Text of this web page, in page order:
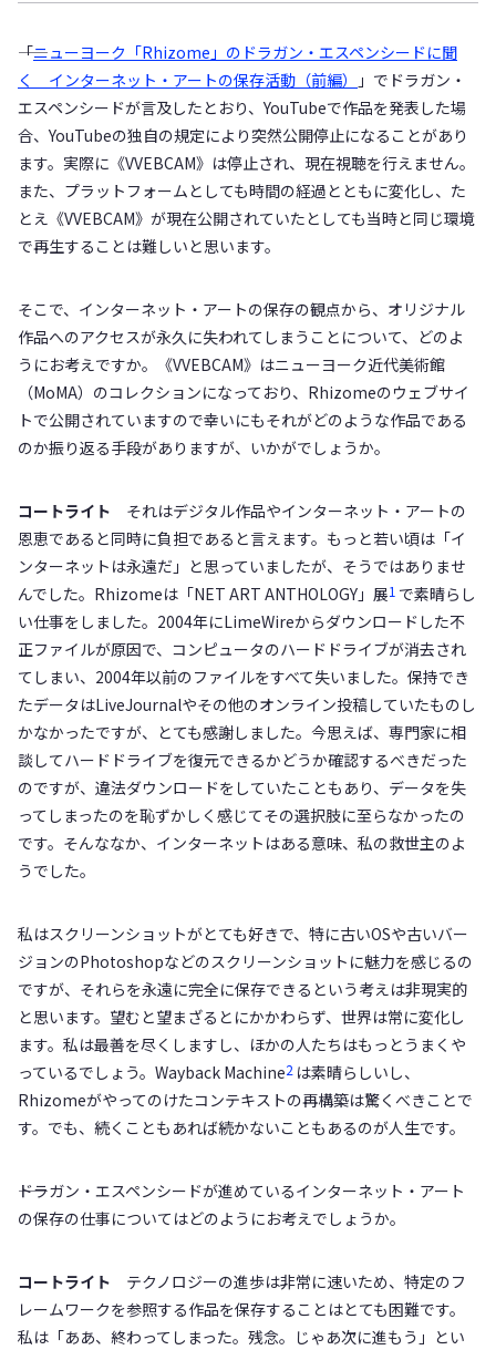
――「ニューヨーク「Rhizome」のドラガン・エスペンシードに聞
く インターネット・アートの保存活動（前編）
」でドラガン・
エスペンシードが言及したとおり、YouTubeで作品を発表した場
合、YouTubeの独自の規定により突然公開停止になることがあり
ます。実際に《VVEBCAM》は停止され、現在視聴を行えません。
また、プラットフォームとしても時間の経過とともに変化し、た
とえ《VVEBCAM》が現在公開されていたとしても当時と同じ環境
で再生することは難しいと思います。
そこで、インターネット・アートの保存の観点から、オリジナル
作品へのアクセスが永久に失われてしまうことについて、どのよ
うにお考えですか。《VVEBCAM》はニューヨーク近代美術館
（MoMA）のコレクションになっており、Rhizomeのウェブサイ
トで公開されていますので幸いにもそれがどのような作品である
のか振り返る手段がありますが、いかがでしょうか。
コートライト それはデジタル作品やインターネット・アートの
恩恵であると同時に負担であると言えます。もっと若い頃は「イ
ンターネットは永遠だ」と思っていましたが、そうではありませ
んでした。Rhizomeは「NET ART ANTHOLOGY」展1 で素晴らし
い仕事をしました。2004年にLimeWireからダウンロードした不
正ファイルが原因で、コンピュータのハードドライブが消去され
てしまい、2004年以前のファイルをすべて失いました。保持でき
たデータはLiveJournalやその他のオンライン投稿していたものし
かなかったですが、とても感謝しました。今思えば、専門家に相
談してハードドライブを復元できるかどうか確認するべきだった
のですが、違法ダウンロードをしていたこともあり、データを失
ってしまったのを恥ずかしく感じてその選択肢に至らなかったの
です。そんななか、インターネットはある意味、私の救世主のよ
うでした。
私はスクリーンショットがとても好きで、特に古いOSや古いバー
ジョンのPhotoshopなどのスクリーンショットに魅力を感じるの
ですが、それらを永遠に完全に保存できるという考えは非現実的
と思います。望むと望まざるとにかかわらず、世界は常に変化し
ます。私は最善を尽くしますし、ほかの人たちはもっとうまくや
っているでしょう。Wayback Machine2は素晴らしいし、
Rhizomeがやってのけたコンテキストの再構築は驚くべきことで
す。でも、続くこともあれば続かないこともあるのが人生です。
――ドラガン・エスペンシードが進めているインターネット・アート
の保存の仕事についてはどのようにお考えでしょうか。
コートライト テクノロジーの進歩は非常に速いため、特定のフ
レームワークを参照する作品を保存することはとても困難です。
私は「ああ、終わってしまった。残念。じゃあ次に進もう」とい